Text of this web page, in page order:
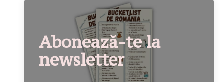
Abonează-te la
newsletter